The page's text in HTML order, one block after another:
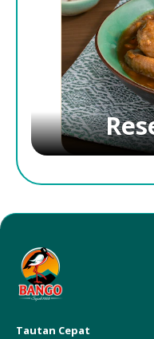
Tautan Cepat